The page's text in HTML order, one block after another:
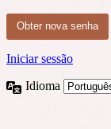
Iniciar sessão
Idioma